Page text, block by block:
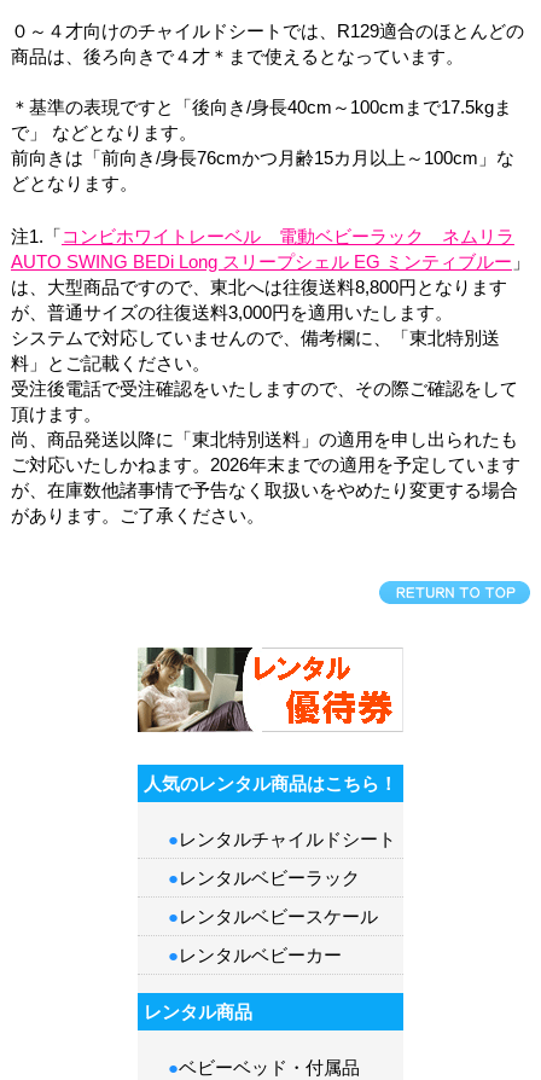
０～４才向けのチャイルドシートでは、R129適合のほとんどの
商品は、後ろ向きで４才＊まで使えるとなっています。
＊基準の表現ですと「後向き/身長40cm～100cmまで17.5kgま
で」 などとなります。
前向きは「前向き/身長76cmかつ月齢15カ月以上～100cm」な
どとなります。
注1.「コンビホワイトレーベル 電動ベビーラック ネムリラ
AUTO SWING BEDi Long スリープシェル EG ミンティブルー 」
は、大型商品ですので、東北へは往復送料8,800円となります
が、普通サイズの往復送料3,000円を適用いたします。
システムで対応していませんので、備考欄に、「東北特別送
料」とご記載ください。
受注後電話で受注確認をいたしますので、その際ご確認をして
頂けます。
尚、商品発送以降に「東北特別送料」の適用を申し出られたも
ご対応いたしかねます。2026年末までの適用を予定しています
が、在庫数他諸事情で予告なく取扱いをやめたり変更する場合
があります。ご了承ください。
人気のレンタル商品はこちら！
●レンタルチャイルドシート
●レンタルベビーラック
●レンタルベビースケール
●レンタルベビーカー
レンタル商品
●ベビーベッド・付属品